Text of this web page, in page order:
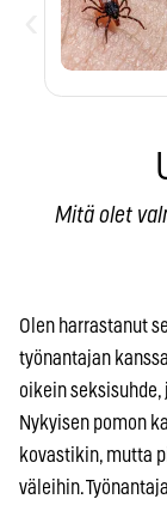
Mitä olet
Olen harrastanut
työnantajan
oikein
Nykyisen pomon
kovastikin, mutta
väleihin.